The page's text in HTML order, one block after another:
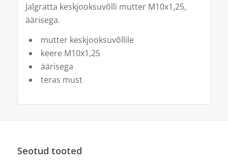
Jalgratta keskjooksuvõlli mutter M10x1,25,
äärisega.
mutter keskjooksuvõllile
keere M10x1,25
äärisega
teras must
Seotud tooted